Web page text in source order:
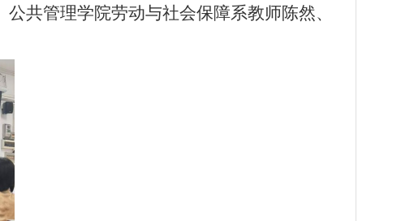
公共管理学院劳动与社会保障系教师陈然、